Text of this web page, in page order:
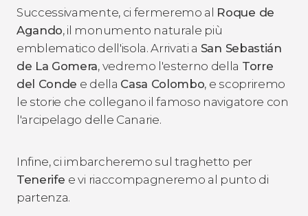
Successivamente, ci fermeremo al Roque de
Agando, il monumento naturale più
emblematico dell'isola. Arrivati ​​a San Sebastián
de La Gomera, vedremo l'esterno della Torre
del Conde e della Casa Colombo, e scopriremo
le storie che collegano il famoso navigatore con
l'arcipelago delle Canarie.
Infine, ci imbarcheremo sul traghetto per
Tenerife e vi riaccompagneremo al punto di
partenza.